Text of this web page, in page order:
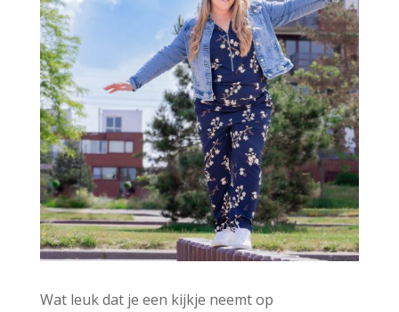
Wat leuk dat je een kijkje neemt op